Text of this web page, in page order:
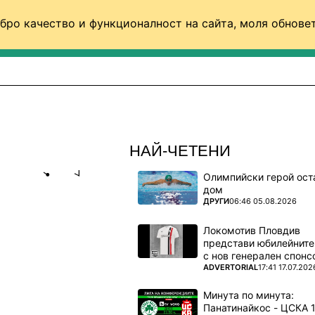
качество и функционалност на сайта, моля
НАЙ-ЧЕТЕНИ
Олимпийски герой
дом
ПОВЕЧЕ ОТ
ДРУГИ06:46 05.08.2026
Локомотив Пловдив
представи
с нов генерален
ПОВЕЧЕ ОТ
ADVERTORIAL17:41
Минута по минута: